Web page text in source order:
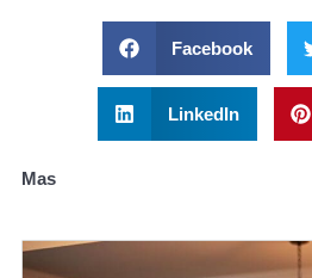
Facebook
LinkedIn
Mas